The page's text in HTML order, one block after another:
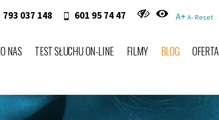
‭ 793 037 148‬ 601 95 74 47 A+ A-Reset
O NAS TEST SŁUCHU ON-LINE FILMY BLOG OFERTA